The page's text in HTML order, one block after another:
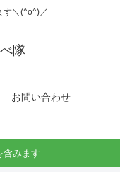
す＼(^o^)／
隊
お問い合わせ
含みます